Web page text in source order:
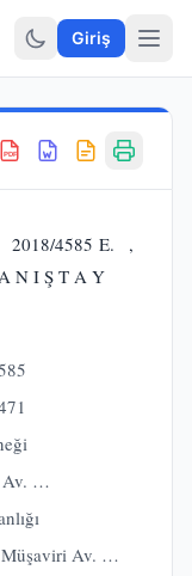
Araçlar
Giriş
PDF
4585 E. ,
N I Ş T A Y
…
Av. …